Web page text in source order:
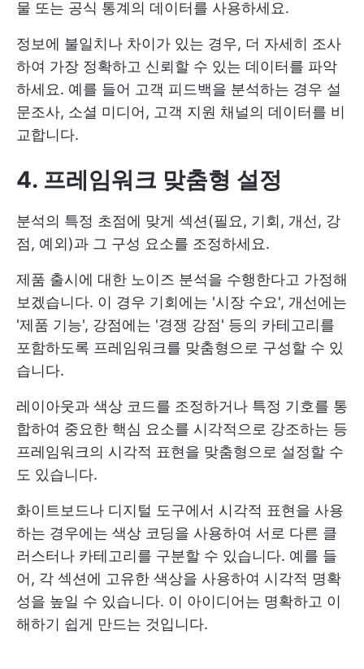
물 또는 공식 통계의 데이터를 사용하세요.
정보에 불일치나 차이가 있는 경우, 더 자세히 조사
하여 가장 정확하고 신뢰할 수 있는 데이터를 파악
하세요. 예를 들어 고객 피드백을 분석하는 경우 설
문조사, 소셜 미디어, 고객 지원 채널의 데이터를 비
교합니다.
4. 프레임워크 맞춤형 설정
분석의 특정 초점에 맞게 섹션(필요, 기회, 개선, 강
점, 예외)과 그 구성 요소를 조정하세요.
제품 출시에 대한 노이즈 분석을 수행한다고 가정해
보겠습니다. 이 경우 기회에는 '시장 수요', 개선에는
'제품 기능', 강점에는 '경쟁 강점' 등의 카테고리를
포함하도록 프레임워크를 맞춤형으로 구성할 수 있
습니다.
레이아웃과 색상 코드를 조정하거나 특정 기호를 통
합하여 중요한 핵심 요소를 시각적으로 강조하는 등
프레임워크의 시각적 표현을 맞춤형으로 설정할 수
도 있습니다.
화이트보드나 디지털 도구에서 시각적 표현을 사용
하는 경우에는 색상 코딩을 사용하여 서로 다른 클
러스터나 카테고리를 구분할 수 있습니다. 예를 들
어, 각 섹션에 고유한 색상을 사용하여 시각적 명확
성을 높일 수 있습니다. 이 아이디어는 명확하고 이
해하기 쉽게 만드는 것입니다.